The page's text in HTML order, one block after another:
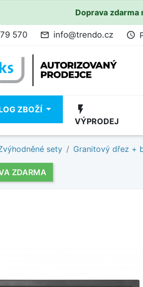
Doprava zdarma
570 mail_outline info@trendo.cz access_time
ZBOŽÍ flash_on
VÝPRODEJ
sety Granitový dřez +
ZDARMA